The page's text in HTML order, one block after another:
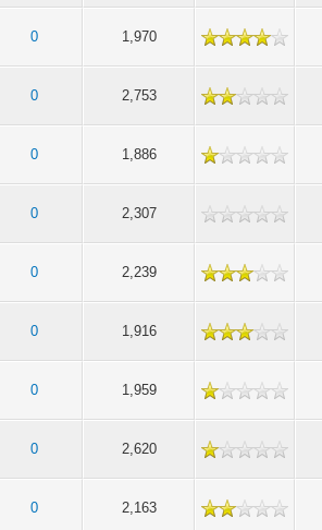
0 1,970
0 2,753
0 1,886
0 2,307
0 2,239
0 1,916
0 1,959
0 2,620
0 2,163